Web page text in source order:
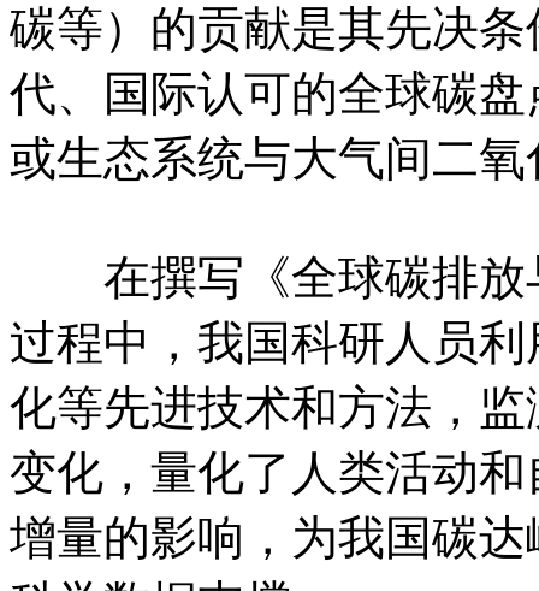
碳等）的贡献是其先决
代、国际认可的全球碳
或生态系统与大气间二
在撰写《全球碳排放
过程中，我国科研人员
化等先进技术和方法，
变化，量化了人类活动
增量的影响，为我国碳